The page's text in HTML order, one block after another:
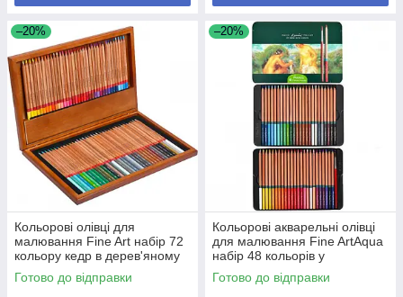
–20%
Кольорові олівці для
малювання Fine Art набір 72
кольору кедр в дерев'яному
пеналі
Готово до відправки
–20%
Кольорові акварельні олівці
для малювання Fine ArtAqua
набір 48 кольорів у
металевому пеналі + пензлик
Готово до відправки